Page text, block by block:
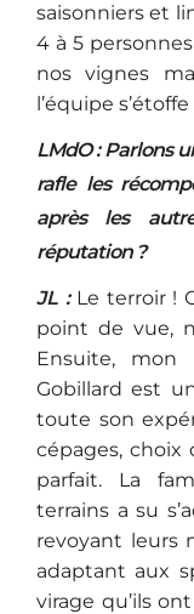
saisonniers et
4 à 5
nos vignes
l’équipe
LMdO : Parlons
rafle les
après les
réputation ?
JL :Le terroir !
point de vue,
Ensuite, mon
Gobillard est
toute son
cépages, choix
parfait. La
terrains a su
revoyant leurs
adaptant aux
virage qu’ils